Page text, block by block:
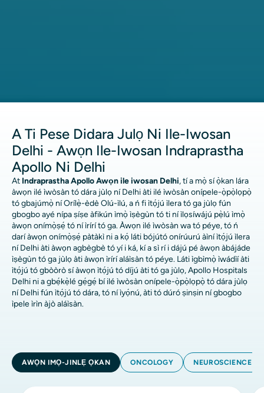
A Ti Pese Didara Julọ Ni Ile-Iwosan
Delhi - Awọn Ile-Iwosan Indraprastha
Apollo Ni Delhi
At Indraprastha Apollo Awọn ile iwosan Delhi, tí a mọ̀ sí ọ̀kan lára ​​
àwọn ilé ìwòsàn tó dára jùlọ ní Delhi àti ilé ìwòsàn onípele-ọ̀pọ̀lọpọ̀
tó gbajúmọ̀ ní Orílẹ̀-èdè Olú-ìlú, a ń fi ìtọ́jú ìlera tó ga jùlọ fún
gbogbo ayé nípa ṣíṣe àfikún ìmọ̀ ìṣègùn tó ti ní ìlọsíwájú pẹ̀lú ìmọ̀
àwọn onímọ̀ṣẹ́ tó ní ìrírí tó ga. Àwọn ilé ìwòsàn wa tó péye, tó ń
darí àwọn onímọ̀ṣẹ́ pàtàkì ni a kọ́ láti bójútó onírúurú àìní ìtọ́jú ìlera
ní Delhi àti àwọn agbègbè tó yí i ká, kí a sì rí i dájú pé àwọn àbájáde
ìṣègùn tó ga jùlọ àti àwọn ìrírí aláìsàn tó péye. Láti ìgbìmọ̀ ìwádìí àti
ìtọ́jú tó gbòòrò sí àwọn ìtọ́jú tó díjú àti tó ga jùlọ, Apollo Hospitals
Delhi ni a gbẹ́kẹ̀lé gẹ́gẹ́ bí ilé ìwòsàn onípele-ọ̀pọ̀lọpọ̀ tó dára jùlọ
ní Delhi fún ìtọ́jú tó dára, tó ní ìyọ́nú, àti tó dúró ṣinṣin ní gbogbo
ìpele ìrìn àjò aláìsàn.
AWỌN IMỌ-JINLẸ ỌKAN ONCOLOGY NEUROSCIENCE